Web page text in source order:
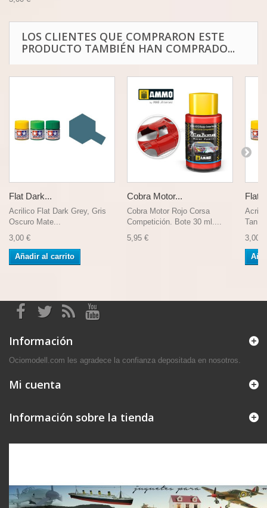
LOS CLIENTES QUE COMPRARON ESTE
PRODUCTO TAMBIÉN HAN COMPRADO...
Flat Dark...
Acrilico Flat Dark Grey, Gris
Oscuro Mate...
3,00 €
Añadir al carrito
Cobra Motor...
Cobra Motor Rojo Corsa
Competición. Bote 30 ml....
5,95 €
Flat
Tan,
3,00 €
Información
Ociomodell.com les agradece la confianza depositada en nosotros.
Mi cuenta
Información sobre la tienda